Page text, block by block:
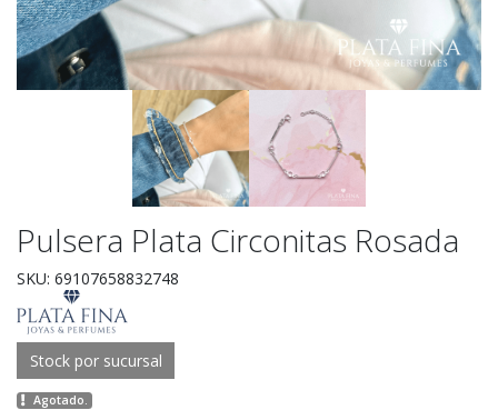
Pulsera Plata Circonitas Rosada
SKU: 69107658832748
Stock por sucursal
Agotado.